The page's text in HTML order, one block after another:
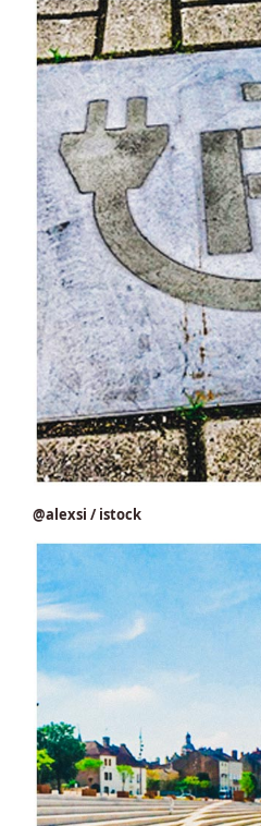
@alexsi / istock